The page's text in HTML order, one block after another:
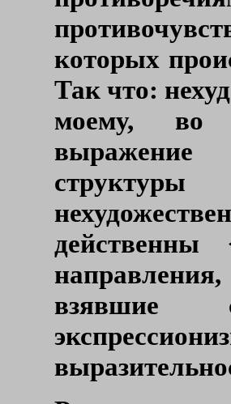
которых
Так что:
моему, во
выражение
действенны
взявшие